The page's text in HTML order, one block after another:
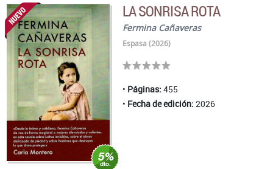
LA SONRISA ROTA
Fermina Cañaveras
Espasa (2026)
Páginas: 455
Fecha de edición: 2026